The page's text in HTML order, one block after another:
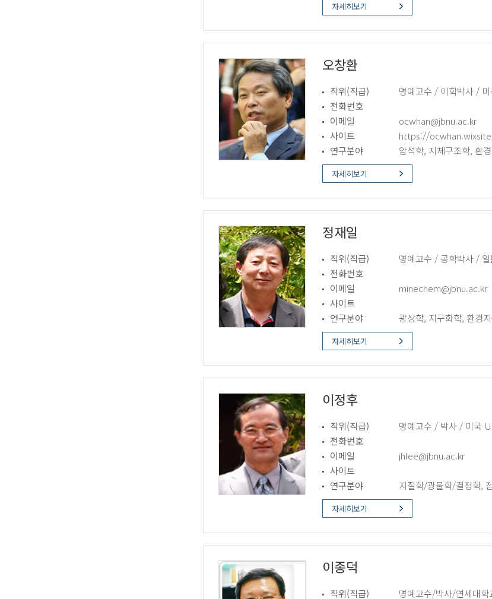
자세히보기
오창환
직위(직급)
명예교수 / 이학박사 /
전화번호
이메일
ocwhan@jbnu.ac.kr
사이트
https://
연구분야
암석학, 지체구조학, 환
자세히보기
정재일
직위(직급)
명예교수 / 공학박사 /
전화번호
이메일
minechem@jbnu.ac.kr
사이트
연구분야
광상학, 지구화학, 환경
자세히보기
이정후
직위(직급)
명예교수 / 박사 / 미국
전화번호
이메일
jhlee@jbnu.ac.kr
사이트
연구분야
지질학/광물학/결정학,
자세히보기
이종덕
직위(직급) 명예교수/박사/연세대학